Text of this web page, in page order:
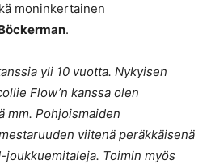
moninkertainen
.
yli 10 vuotta. Nykyisen
Flow’n kanssa olen
mm. Pohjoismaiden
viitenä peräkkäisenä
joukkuemitaleja. Toimin myös